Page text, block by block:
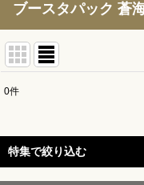
ブースタパック 蒼
並び順:
0件
特集で絞り込む